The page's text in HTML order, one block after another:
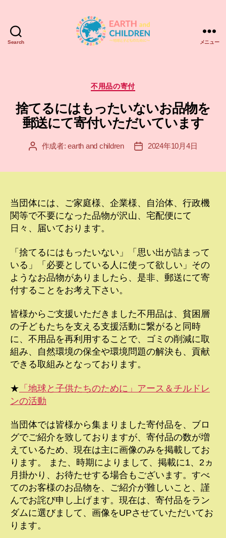
Search
＆
ル
ド
レ
EARTH
CHILDREN
メニュー
カ
ゴ
リ
ー
不用品の寄付
捨てるにはもったいないお品物を
郵送にて寄付いただいています
投 作成者:earth and children
投
2024年10月4日
当団体には、ご家庭様、企業様、自治体、行政機
関等で不要になった品物が沢山、宅配便にて
日々、届いております。
「捨てるにはもったいない」「思い出が詰まって
いる」「必要としている人に使って欲しい」その
ようなお品物がありましたら、是非、郵送にて寄
付することをお考え下さい。
皆様からご支援いただきました不用品は、貧困層
の子どもたちを支える支援活動に繋がると同時
に、不用品を再利用することで、ゴミの削減に取
組み、自然環境の保全や環境問題の解決も、貢献
できる取組みとなっております。
★ 「地球と子供たちのために」アース＆チルドレ
ンの活動
当団体では皆様から集まりました寄付品を、ブロ
グでご紹介を致しておりますが、寄付品の数が増
えているため、現在は主に画像のみを掲載してお
ります。 また、時期によりまして、掲載に1、2ヵ
月掛かり、お待たせする場合もございます。すべ
てのお客様のお品物を、ご紹介が難しいこと、謹
んでお詫び申し上げます。現在は、寄付品をラン
ダムに選びまして、画像をUPさせていただいてお
ります。